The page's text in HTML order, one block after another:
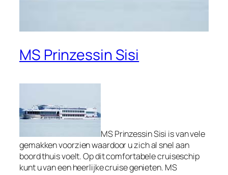
MS Prinzessin Sisi
MS Prinzessin Sisi is van vele
gemakken voorzien waardoor u zich al snel aan
boord thuis voelt. Op dit comfortabele cruiseschip
kunt u van een heerlijke cruise genieten. MS